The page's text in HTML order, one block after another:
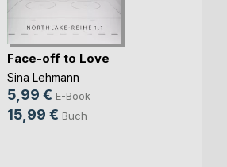
Face-off to Love
Sina Lehmann
5,99 € E-Book
15,99 € Buch